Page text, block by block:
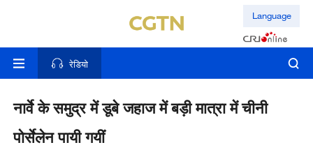
Language
रेडियो
नार्वे के समुद्र में डूबे जहाज में बड़ी मात्रा में चीनी
पोर्सेलेन पायी गयीं